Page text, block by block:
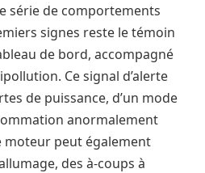
série de comportements
signes reste le témoin
de bord, accompagné
Ce signal d’alerte
de puissance, d’un mode
anormalement
moteur peut également
des à-coups à